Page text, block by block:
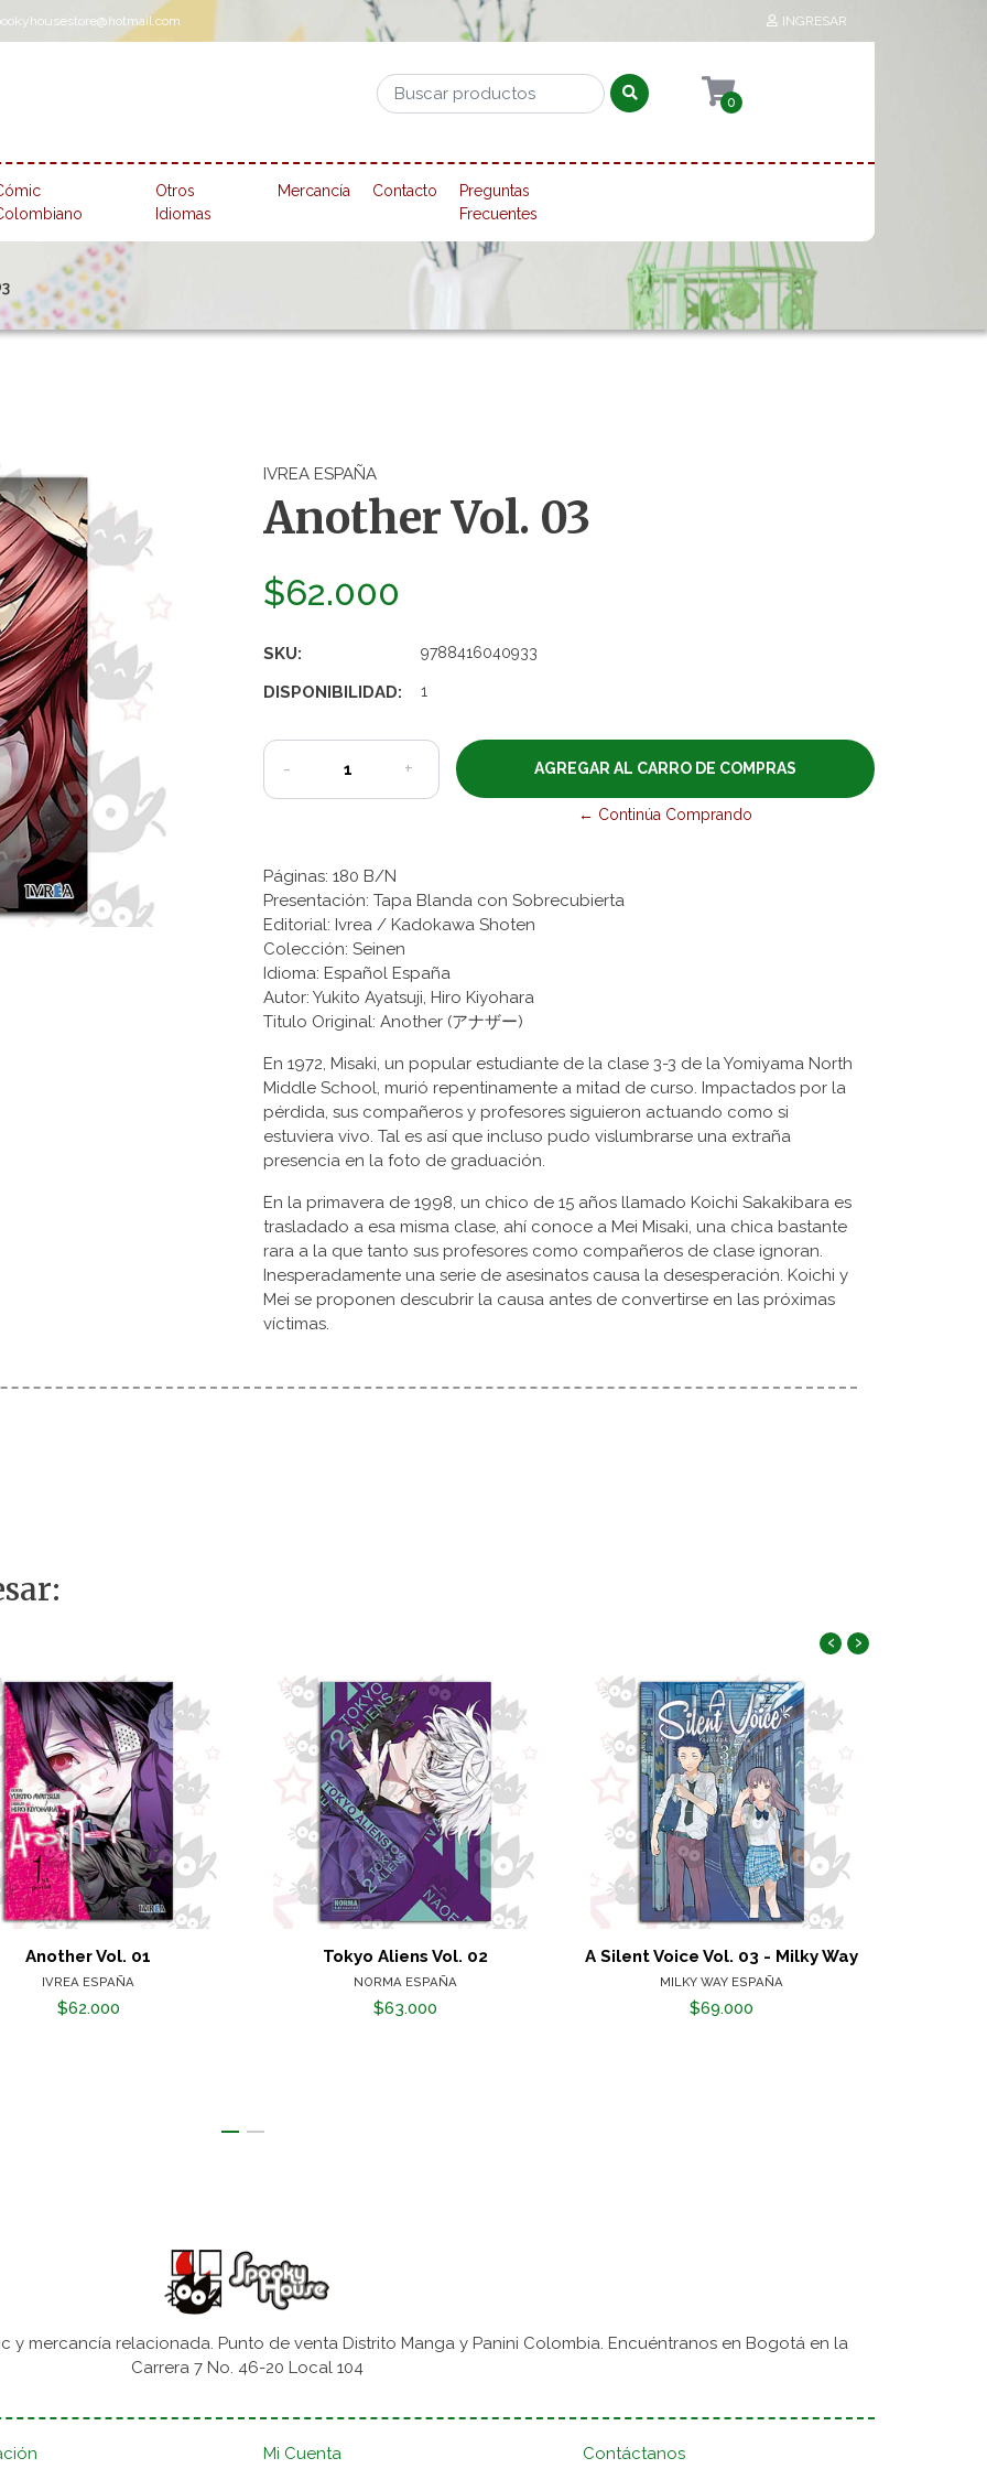
INGRESAR
0
Otros
Idiomas
Mercancía Contacto
Preguntas
Frecuentes
IVREA ESPAÑA
Another Vol. 03
$62.000
SKU: 9788416040933
DISPONIBILIDAD: 1
- +
← Continúa Comprando
Páginas: 180 B/N
Presentación: Tapa Blanda con Sobrecubierta
Editorial: Ivrea / Kadokawa Shoten
Colección: Seinen
Idioma: Español España
Autor: Yukito Ayatsuji, Hiro Kiyohara
Titulo Original: Another (アナザー)
En 1972, Misaki, un popular estudiante de la clase 3-3 de la Yomiyama North
Middle School, murió repentinamente a mitad de curso. Impactados por la
pérdida, sus compañeros y profesores siguieron actuando como si
estuviera vivo. Tal es así que incluso pudo vislumbrarse una extraña
presencia en la foto de graduación.
En la primavera de 1998, un chico de 15 años llamado Koichi Sakakibara es
trasladado a esa misma clase, ahí conoce a Mei Misaki, una chica bastante
rara a la que tanto sus profesores como compañeros de clase ignoran.
Inesperadamente una serie de asesinatos causa la desesperación. Koichi y
Mei se proponen descubrir la causa antes de convertirse en las próximas
víctimas.
Another Vol. 01
IVREA ESPAÑA
$62.000
Tokyo Aliens Vol. 02
NORMA ESPAÑA
$63.000
A Silent Voice Vol. 03 - Milky Way
MILKY WAY ESPAÑA
$69.000
‹ ›
y mercancía relacionada. Punto de venta Distrito Manga y Panini Colombia. Encuéntranos en Bogotá en la
Carrera 7 No. 46-20 Local 104
Mi Cuenta Contáctanos